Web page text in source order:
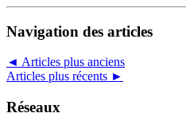
Navigation des articles
◄ Articles plus anciens
Articles plus récents ►
Réseaux